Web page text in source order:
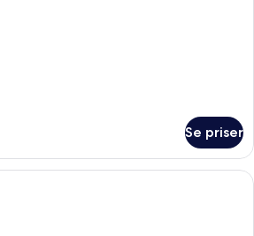
Se priser
Ett modernt hotellrum med en stor